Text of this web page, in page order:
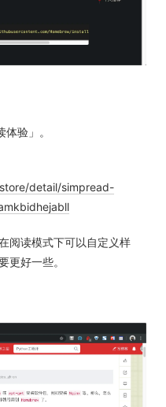
验」。
detail/simpread-
阅读模式下可以自定义样
更好一些。